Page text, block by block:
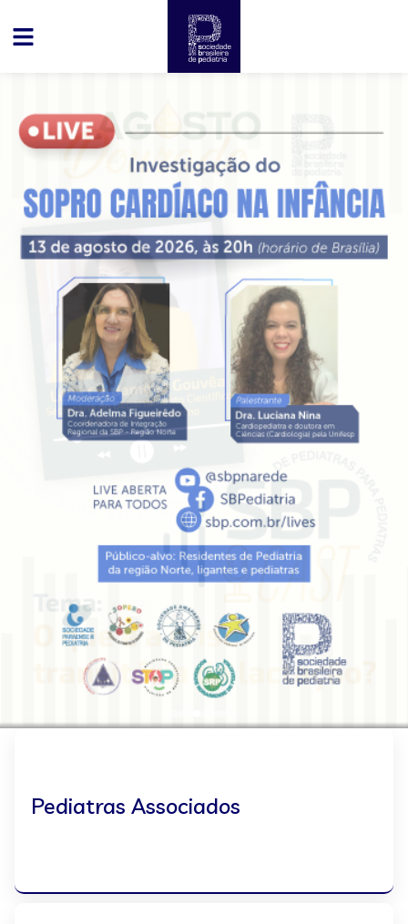
Pediatras Associados